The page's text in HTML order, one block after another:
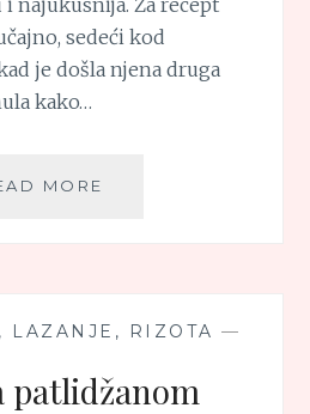
najukusnija. Za recept
sedeći kod
je došla njena druga
kako…
MORE
LAZANJE, RIZOTA —
patlidžanom